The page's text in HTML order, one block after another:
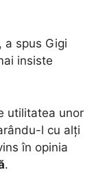
, a spus Gigi
insiste
utilitatea unor
l cu alți
în opinia
.